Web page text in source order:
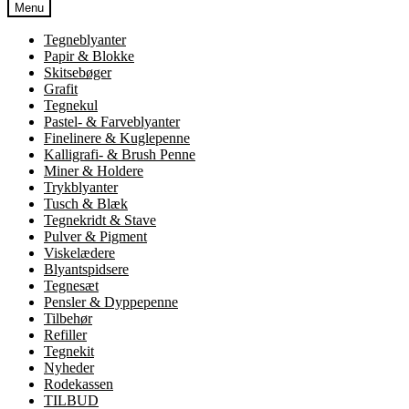
Menu
Tegneblyanter
Papir & Blokke
Skitsebøger
Grafit
Tegnekul
Pastel- & Farveblyanter
Finelinere & Kuglepenne
Kalligrafi- & Brush Penne
Miner & Holdere
Trykblyanter
Tusch & Blæk
Tegnekridt & Stave
Pulver & Pigment
Viskelædere
Blyantspidsere
Tegnesæt
Pensler & Dyppepenne
Tilbehør
Refiller
Tegnekit
Nyheder
Rodekassen
TILBUD